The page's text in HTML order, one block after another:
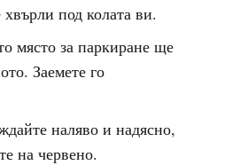
под колата ви.
място за паркиране ще
Заемете го
наляво и надясно,
на червено.